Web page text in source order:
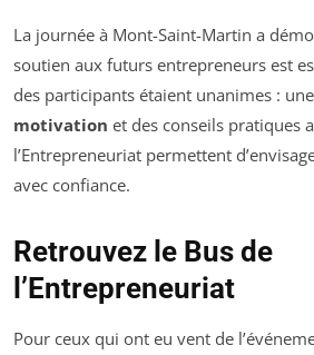
La journée à Mont-Saint-Martin a
soutien aux futurs entrepreneurs est
des participants étaient unanimes :
motivation et des conseils pratiques
l’Entrepreneuriat permettent
avec confiance.
Retrouvez le Bus de
l’Entrepreneuriat
Pour ceux qui ont eu vent de